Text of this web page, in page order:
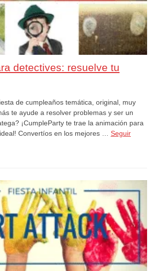
detectives: resuelve tu
de cumpleaños temática, original, muy
te ayude a resolver problemas y ser un
¡CumpleParty te trae la animación para
Convertíos en los mejores … Seguir